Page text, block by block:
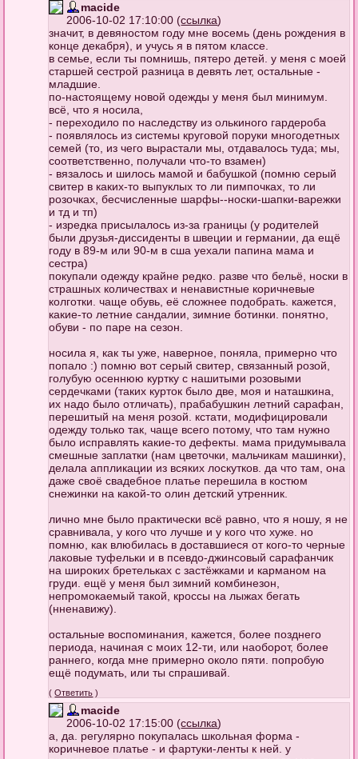
macide
2006-10-02 17:10:00 (ссылка)
значит, в девяностом году мне восемь (день рождения в
конце декабря), и учусь я в пятом классе.
в семье, если ты помнишь, пятеро детей. у меня с моей
старшей сестрой разница в девять лет, остальные -
младшие.
по-настоящему новой одежды у меня был минимум.
всё, что я носила,
- переходило по наследству из олькиного гардероба
- появлялось из системы круговой поруки многодетных
семей (то, из чего вырастали мы, отдавалось туда; мы,
соответственно, получали что-то взамен)
- вязалось и шилось мамой и бабушкой (помню серый
свитер в каких-то выпуклых то ли пимпочках, то ли
розочках, бесчисленные шарфы--носки-шапки-варежки
и тд и тп)
- изредка присылалось из-за границы (у родителей
были друзья-диссиденты в швеции и германии, да ещё
году в 89-м или 90-м в сша уехали папина мама и
сестра)
покупали одежду крайне редко. разве что бельё, носки в
страшных количествах и ненавистные коричневые
колготки. чаще обувь, её сложнее подобрать. кажется,
какие-то летние сандалии, зимние ботинки. понятно,
обуви - по паре на сезон.
носила я, как ты уже, наверное, поняла, примерно что
попало :) помню вот серый свитер, связанный розой,
голубую осеннюю куртку с нашитыми розовыми
сердечками (таких курток было две, моя и наташкина,
их надо было отличать), прабабушкин летний сарафан,
перешитый на меня розой. кстати, модифицировали
одежду только так, чаще всего потому, что там нужно
было исправлять какие-то дефекты. мама придумывала
смешные заплатки (нам цветочки, мальчикам машинки),
делала аппликации из всяких лоскутков. да что там, она
даже своё свадебное платье перешила в костюм
снежинки на какой-то олин детский утренник.
лично мне было практически всё равно, что я ношу, я не
сравнивала, у кого что лучше и у кого что хуже. но
помню, как влюбилась в доставшиеся от кого-то черные
лаковые туфельки и в псевдо-джинсовый сарафанчик
на широких бретельках с застёжками и карманом на
груди. ещё у меня был зимний комбинезон,
непромокаемый такой, кроссы на лыжах бегать
(нненавижу).
остальные воспоминания, кажется, более позднего
периода, начиная с моих 12-ти, или наоборот, более
раннего, когда мне примерно около пяти. попробую
ещё подумать, или ты спрашивай.
(Ответить )
macide
2006-10-02 17:15:00 (ссылка)
а, да. регулярно покупалась школьная форма -
коричневое платье - и фартуки-ленты к ней. у